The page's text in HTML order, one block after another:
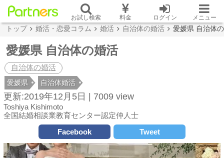
お試し検索 料金 ログイン メニュー
トップ 婚活・恋愛コラム 婚活 自治体の婚活 愛媛県 自治体
愛媛県 自治体の婚活
自治体の婚活
愛媛県 自治体婚活
更新:2019年12月5日 | 7009 view
Toshiya Kishimoto
全国結婚相談業教育センター認定仲人士
Facebook
Tweet